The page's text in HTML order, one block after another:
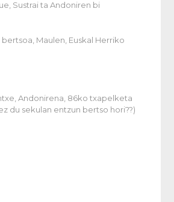
Sustrai ta Andoniren bi
Maulen, Euskal Herriko
Andonirena, 86ko txapelketa
du sekulan entzun bertso hori??)